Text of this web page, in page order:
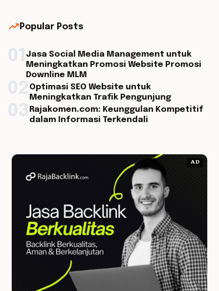
trending_up Popular Posts
Jasa Social Media Management untuk
Meningkatkan Promosi Website Promosi
Downline MLM
Optimasi SEO Website untuk
Meningkatkan Trafik Pengunjung
Rajakomen.com: Keunggulan Kompetitif
dalam Informasi Terkendali
AD